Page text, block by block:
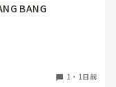
BANG
1 ・ 1日前